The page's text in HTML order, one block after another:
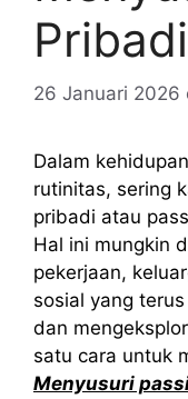
26 Januari 2026
Dalam
rutinitas, sering
pribadi atau
Hal ini mungkin
pekerjaan,
sosial yang
dan
satu cara untuk
Menyusuri